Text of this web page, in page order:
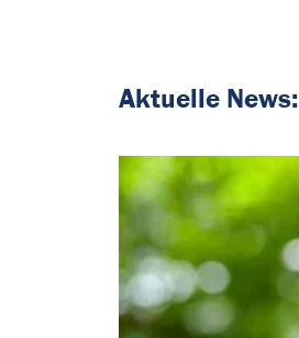
Aktuelle News: